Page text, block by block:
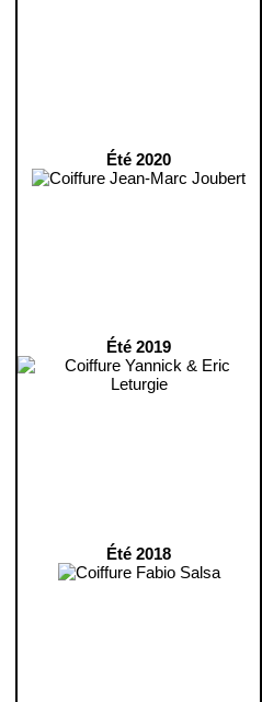
Été 2020
Été 2019
Été 2018